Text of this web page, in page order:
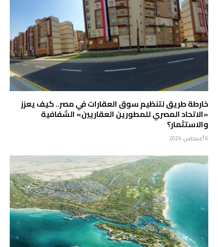
خارطة طريق لتنظيم سوق العقارات في مصر.. كيف يعزز
«الاتحاد المصري للمطورين العقاريين» الشفافية
والاستثمار؟
6 أغسطس، 2026